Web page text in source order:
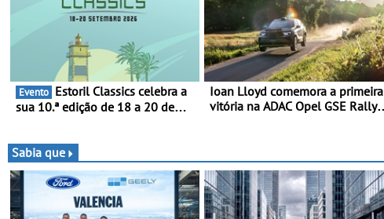
Evento
sua 10.ª edição de 18 a 20 de
Ioan Lloyd comemora a primeira
vitória na ADAC Opel GSE Rally
Sabia que